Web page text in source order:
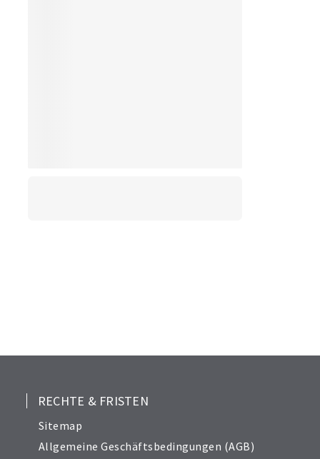
RECHTE & FRISTEN
Sitemap
Allgemeine Geschäftsbedingungen (AGB)